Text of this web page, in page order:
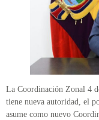
La Coordinación Zonal 4
tiene nueva autoridad, el
asume como nuevo